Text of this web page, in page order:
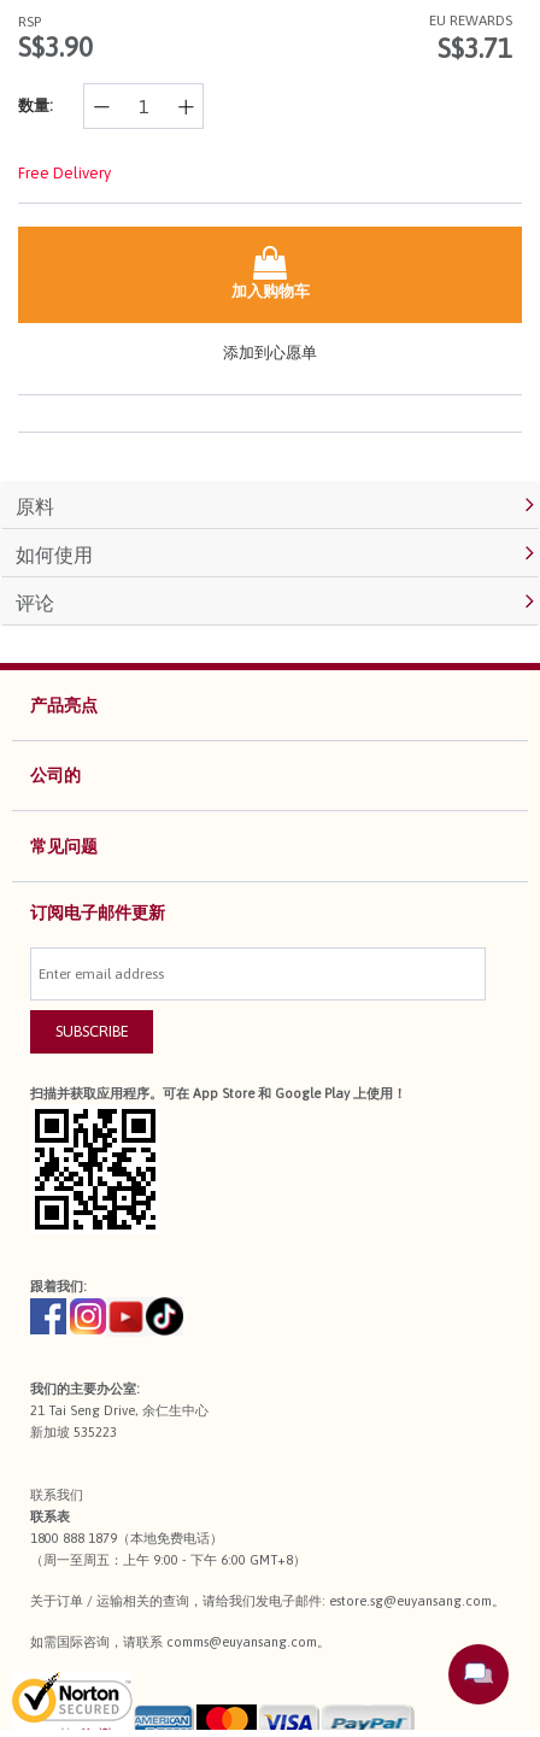
3
Reviews.
同
的
页
接。
RSP
S$3.90
EU REWARDS
S$3.71
数量:
Free Delivery
加入购物车
添加到心愿单
原料
如何使用
评论
产品亮点
公司的
常见问题
订阅电子邮件更新
SUBSCRIBE
扫描并获取应用程序。可在 App Store 和 Google Play 上使用！
跟着我们:
我们的主要办公室:
21 Tai Seng Drive, 余仁生中心
新加坡 535223
联系我们
联系表
1800 888 1879（本地免费电话）
（周一至周五：上午 9:00 - 下午 6:00 GMT+8）
关于订单 / 运输相关的查询，请给我们发电子邮件: estore.sg@euyansang.com
如需国际咨询，请联系 comms@euyansang.com